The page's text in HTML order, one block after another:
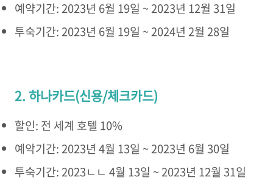
예약기간: 2023년 6월 19일 ~ 2023년 12월 31일
투숙기간: 2023년 6월 19일 ~ 2024년 2월 28일
2. 하나카드(신용/체크카드)
할인: 전 세계 호텔 10%
예악기간: 2023년 4월 13일 ~ 2023년 6월 30일
투숙기간: 2023ㄴㄴ 4월 13일 ~ 2023년 12월 31일